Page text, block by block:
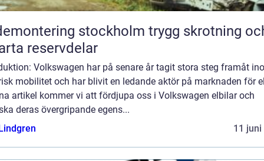
stockholm trygg skrotning och
reservdelar
Volkswagen har på senare år tagit stora steg framåt
mobilitet och har blivit en ledande aktör på marknaden för
artikel kommer vi att fördjupa oss i Volkswagen elbilar och
deras övergripande egens...
11 juni